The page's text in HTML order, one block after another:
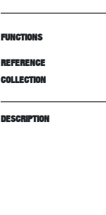
FUNCTIONS
REFERENCE
COLLECTION
DESCRIPTION